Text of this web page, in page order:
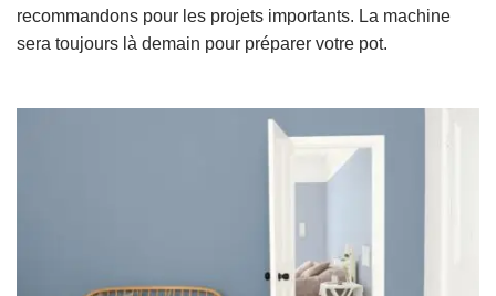
recommandons pour les projets importants. La machine
sera toujours là demain pour préparer votre pot.